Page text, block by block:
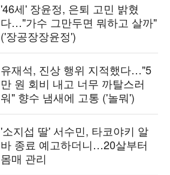
'46세' 장윤정, 은퇴 고민 밝혔
다…"가수 그만두면 뭐하고 살까"
('장공장장윤정')
유재석, 진상 행위 지적했다…"5
만 원 회비 내고 너무 까탈스러
워" 향수 냄새에 고통 ('놀뭐')
'소지섭 딸' 서수민, 타코야키 알
바 종료 예고하더니…20살부터
몸매 관리